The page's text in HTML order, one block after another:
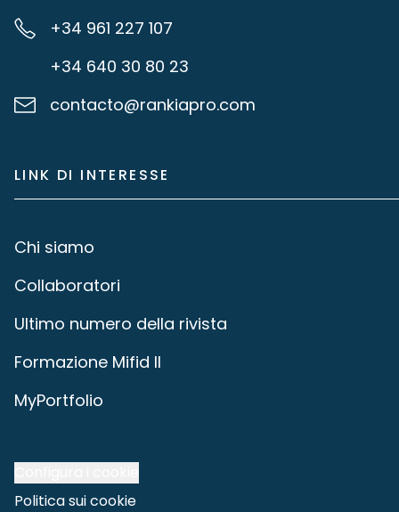
+34 961 227 107
+34 640 30 80 23
contacto@rankiapro.com
LINK DI INTERESSE
Chi siamo
Collaboratori
Ultimo numero della rivista
Formazione Mifid II
MyPortfolio
Politica sui cookie